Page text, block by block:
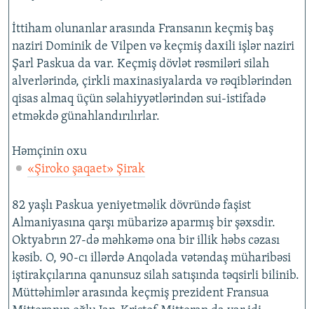
İttiham olunanlar arasında Fransanın keçmiş baş
naziri Dominik de Vilpen və keçmiş daxili işlər naziri
Şarl Paskua da var. Keçmiş dövlət rəsmiləri silah
alverlərində, çirkli maxinasiyalarda və rəqiblərindən
qisas almaq üçün səlahiyyətlərindən sui-istifadə
etməkdə günahlandırılırlar.
Həmçinin oxu
«Şiroko şaqaet» Şirak
82 yaşlı Paskua yeniyetməlik dövründə faşist
Almaniyasına qarşı mübarizə aparmış bir şəxsdir.
Oktyabrın 27-də məhkəmə ona bir illik həbs cəzası
kəsib. O, 90-cı illərdə Anqolada vətəndaş müharibəsi
iştirakçılarına qanunsuz silah satışında təqsirli bilinib.
Müttəhimlər arasında keçmiş prezident Fransua